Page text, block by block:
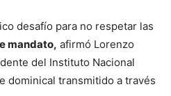
desafío para no respetar las
mandato, afirmó Lorenzo
del Instituto Nacional
dominical transmitido a través